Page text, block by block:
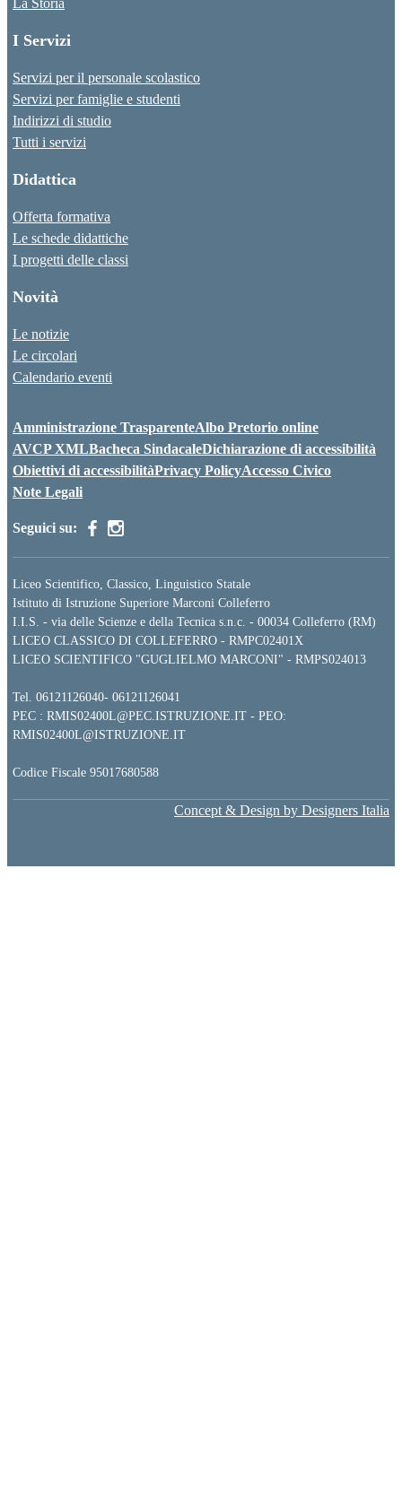
La Storia
I Servizi
Servizi per il personale scolastico
Servizi per famiglie e studenti
Indirizzi di studio
Tutti i servizi
Didattica
Offerta formativa
Le schede didattiche
I progetti delle classi
Novità
Le notizie
Le circolari
Calendario eventi
Amministrazione TrasparenteAlbo Pretorio online
AVCP XMLBacheca SindacaleDichiarazione di accessibilità
Obiettivi di accessibilitàPrivacy PolicyAccesso Civico
Note Legali
Seguici su:
Liceo Scientifico, Classico, Linguistico Statale
Istituto di Istruzione Superiore Marconi Colleferro
I.I.S. - via delle Scienze e della Tecnica s.n.c. - 00034 Colleferro (RM)
LICEO CLASSICO DI COLLEFERRO - RMPC02401X
LICEO SCIENTIFICO "GUGLIELMO MARCONI" - RMPS024013
Tel. 06121126040- 06121126041
PEC : RMIS02400L@PEC.ISTRUZIONE.IT - PEO:
RMIS02400L@ISTRUZIONE.IT
Codice Fiscale 95017680588
Concept & Design by Designers Italia